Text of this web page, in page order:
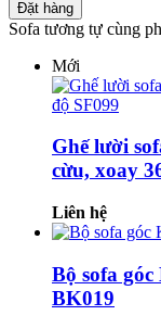
Đặt hàng
Sofa tương tự cùng
Mới
Ghế lười
cừu, xoay
Liên hệ
Bộ sofa
BK019